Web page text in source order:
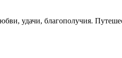
удачи, благополучия.